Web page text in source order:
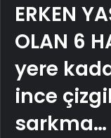
ERKEN
OLAN 6
yere
ince
sarkma…